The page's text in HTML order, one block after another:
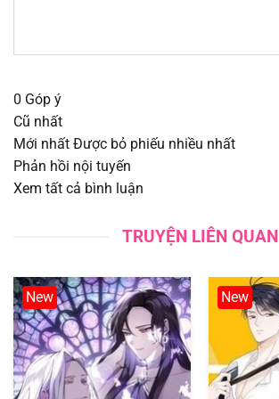
Chapter 12
Chapter 11
Chapter 10
Chapter 9
Chapter 7
Chapter 6
Chapter 5
0 Góp ý
Cũ nhất
Mới nhất Được bỏ phiếu nhiều nhất
Phản hồi nội tuyến
Xem tất cả bình luận
TRUYỆN LIÊN QUAN
New New